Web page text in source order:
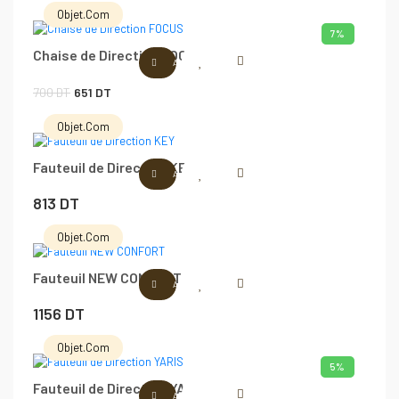
prix
initial
était :
600 DT.
prix
actuel
est :
559 DT.
7%
Objet.com
Chaise de Direction FOCUS
700DT Le
prix
initial
était :
700 DT.
651 DT
prix
actuel
est :
AJOUTER AU PANIER
Objet.com
Fauteuil de Direction KEY
813 DT
AJOUTER AU PANIER
Objet.com
Fauteuil NEW CONFORT
1156 DT
AJOUTER AU PANIER
5%
Objet.com
Fauteuil de Direction YARISAJOUTER AU PANIER